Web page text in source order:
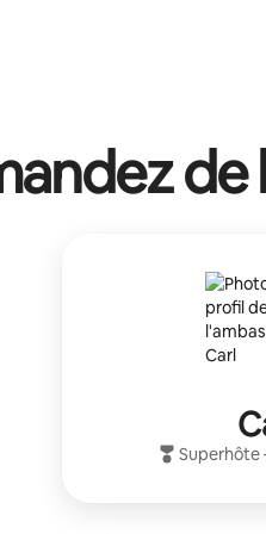
de
Superhôte